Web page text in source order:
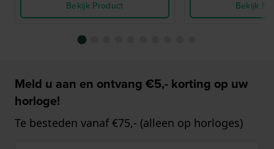
Bekijk Product
Bekijk
Meld u aan en ontvang €5,- korting op uw
horloge!
Te besteden vanaf €75,- (alleen op horloges)